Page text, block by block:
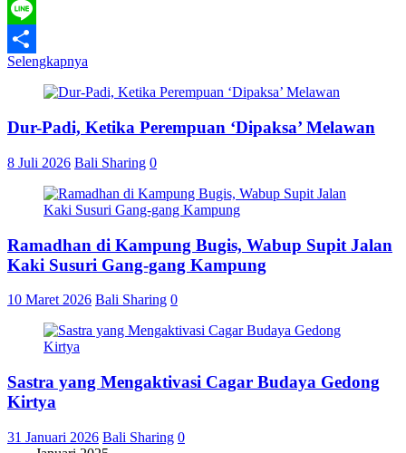
WhatsApp
Line
Share
Selengkapnya
Dur-Padi, Ketika Perempuan ‘Dipaksa’ Melawan
8 Juli 2026 Bali Sharing 0
Ramadhan di Kampung Bugis, Wabup Supit Jalan
Kaki Susuri Gang-gang Kampung
10 Maret 2026 Bali Sharing 0
Sastra yang Mengaktivasi Cagar Budaya Gedong
Kirtya
31 Januari 2026 Bali Sharing 0